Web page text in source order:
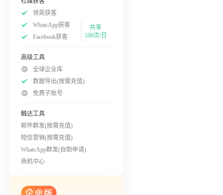
领英获客
WhatsApp获客
Facebook获客
共享
100次/日
高级工具
全球企业库
数据导出(按需充值)
免费子账号
触达工具
邮件群发(按需充值)
短信营销(按需充值)
WhatsApp群发(自助申请)
商机中心